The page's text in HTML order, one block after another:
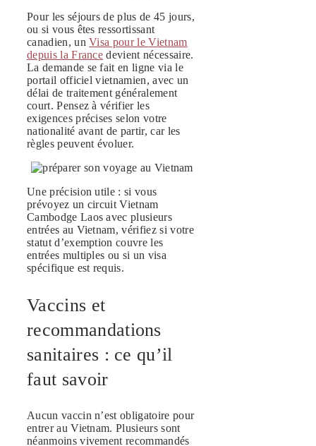
Pour les séjours de plus de 45 jours,
ou si vous êtes ressortissant
canadien, unVisa pour le Vietnam
depuis la France devient nécessaire.
La demande se fait en ligne via le
portail officiel vietnamien, avec un
délai de traitement généralement
court. Pensez à vérifier les
exigences précises selon votre
nationalité avant de partir, car les
règles peuvent évoluer.
Une précision utile : si vous
prévoyez un circuit Vietnam
Cambodge Laos avec plusieurs
entrées au Vietnam, vérifiez si votre
statut d’exemption couvre les
entrées multiples ou si un visa
spécifique est requis.
Vaccins et
recommandations
sanitaires : ce qu’il
faut savoir
Aucun vaccin n’est obligatoire pour
entrer au Vietnam. Plusieurs sont
néanmoins vivement recommandés